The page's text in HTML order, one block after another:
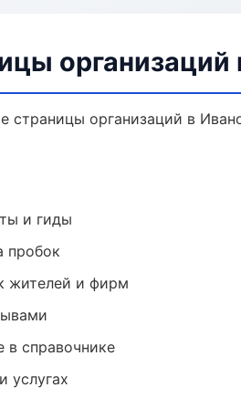
организаций
страницы организаций в
и гиды
пробок
жителей и фирм
в справочнике
услугах